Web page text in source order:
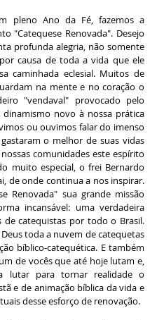
pleno Ano da Fé, fazemos a
"Catequese Renovada". Desejo
profunda alegria, não somente
causa de toda a vida que ele
caminhada eclesial. Muitos de
na mente e no coração o
"vendaval" provocado pelo
novo à nossa prática
ou ouvimos falar do imenso
o melhor de suas vidas
comunidades este espírito
muito especial, o frei Bernardo
de onde continua a nos inspirar.
Renovada" sua grande missão
incansável: uma verdadeira
catequistas por todo o Brasil.
toda a nuvem de catequetas
bíblico-catequética. E também
de vocês que até hoje lutam e,
lutar para tornar realidade o
e de animação bíblica da vida e
desse esforço de renovação.